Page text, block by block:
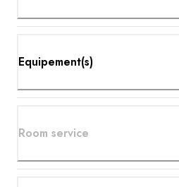
Equipement(s)
Room service